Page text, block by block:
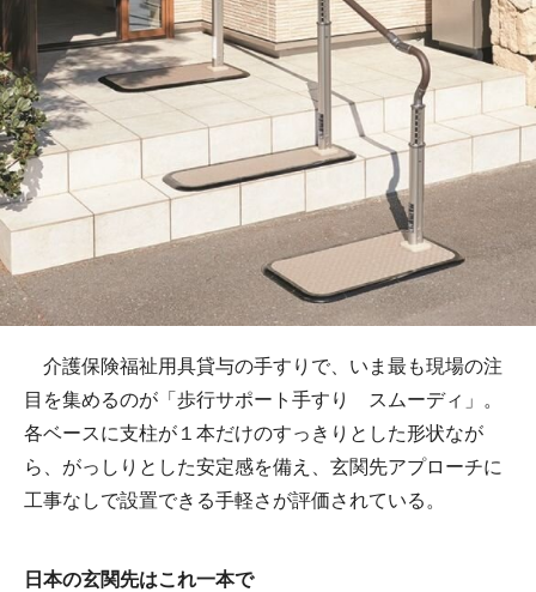
介護保険福祉用具貸与の手すりで、いま最も現場の注
目を集めるのが「歩行サポート手すり スムーディ」。
各ベースに支柱が１本だけのすっきりとした形状なが
ら、がっしりとした安定感を備え、玄関先アプローチに
工事なしで設置できる手軽さが評価されている。
日本の玄関先はこれ一本で